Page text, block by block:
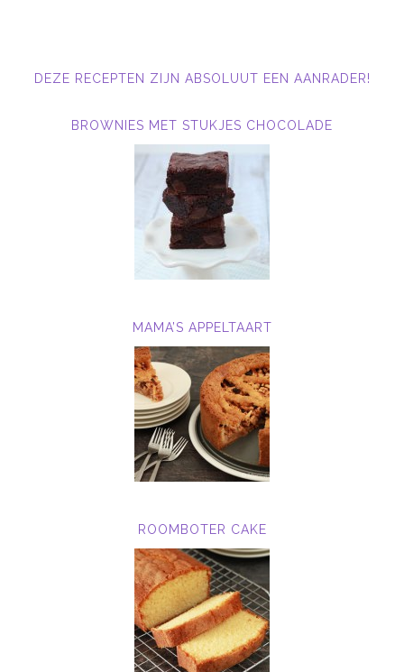
DEZE RECEPTEN ZIJN ABSOLUUT EEN AANRADER!
BROWNIES MET STUKJES CHOCOLADE
MAMA’S APPELTAART
ROOMBOTER CAKE